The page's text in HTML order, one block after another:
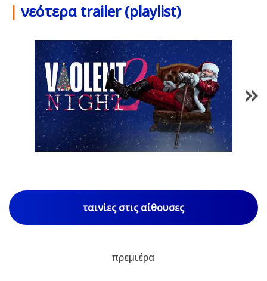
| νεότερα trailer (playlist)
1 /84
ταινίες στις αίθουσες
πρεμιέρα